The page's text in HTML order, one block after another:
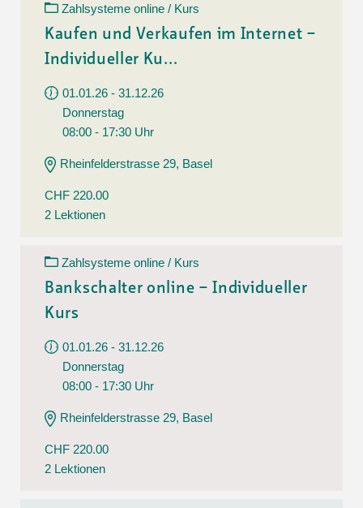
Zahlsysteme online / Kurs
Kaufen und Verkaufen im Internet –
Individueller Ku...
01.01.26 - 31.12.26
Donnerstag
08:00 - 17:30 Uhr
Rheinfelderstrasse 29, Basel
CHF 220.00
2 Lektionen
Zahlsysteme online / Kurs
Bankschalter online – Individueller
Kurs
01.01.26 - 31.12.26
Donnerstag
08:00 - 17:30 Uhr
Rheinfelderstrasse 29, Basel
CHF 220.00
2 Lektionen